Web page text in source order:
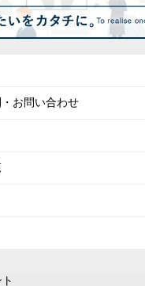
お問い合わせ